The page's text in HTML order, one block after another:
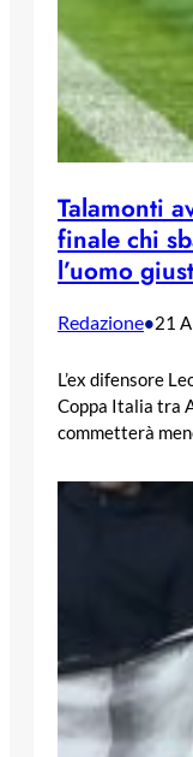
Talamonti
finale chi
l’uomo
Redazione•21
L’ex difensore
Coppa Italia tra
commetterà